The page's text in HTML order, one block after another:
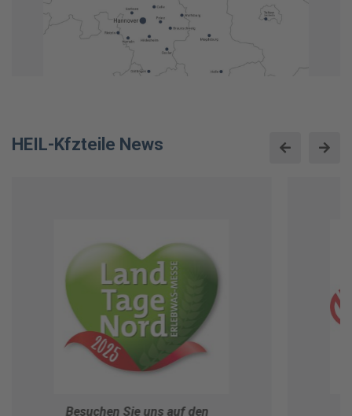
HEIL-Kfzteile News
Besuchen Sie uns auf den